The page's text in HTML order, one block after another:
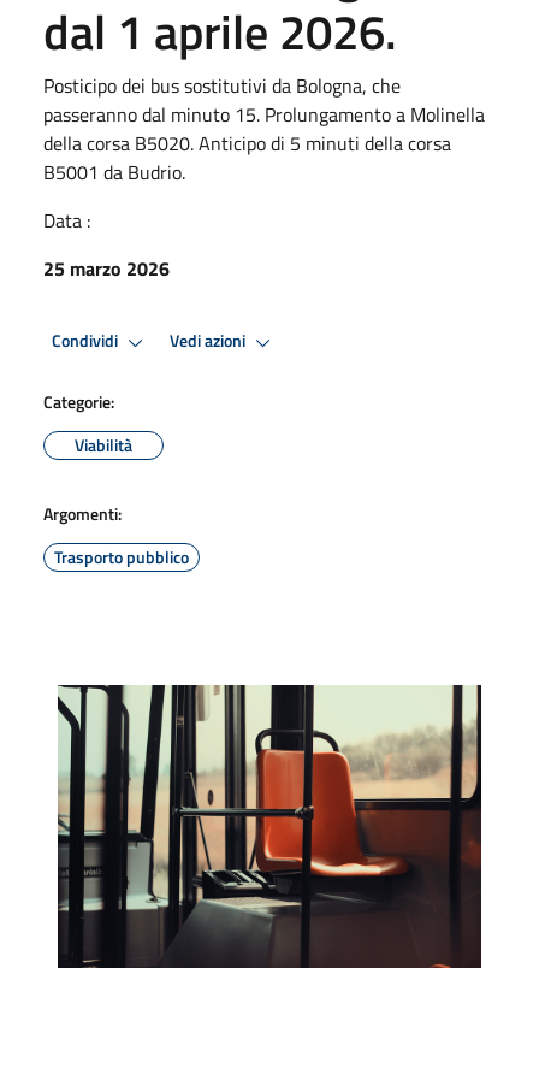
dal 1 aprile 2026.
Posticipo dei bus sostitutivi da Bologna, che
passeranno dal minuto 15. Prolungamento a Molinella
della corsa B5020. Anticipo di 5 minuti della corsa
B5001 da Budrio.
Data :
25 marzo 2026
Condividi Vedi azioni
Categorie:
Viabilità
Argomenti:
Trasporto pubblico